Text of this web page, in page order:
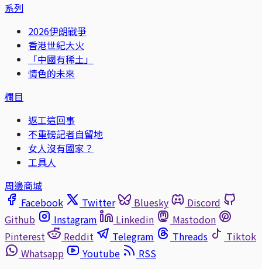
系列
2026伊朗戰爭
香港世紀大火
「中國有稀土」
情色的未來
欄目
返工這回事
不重磅記者自留地
女人沒有國家？
工具人
周邊商城
Facebook
Twitter Bluesky
Discord
Github
Instagram Linkedin
Mastodon
Pinterest
Reddit Telegram Threads
Tiktok
Whatsapp
Youtube
RSS